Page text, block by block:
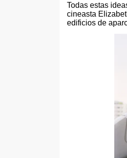
Todas estas
cineasta
edificios de